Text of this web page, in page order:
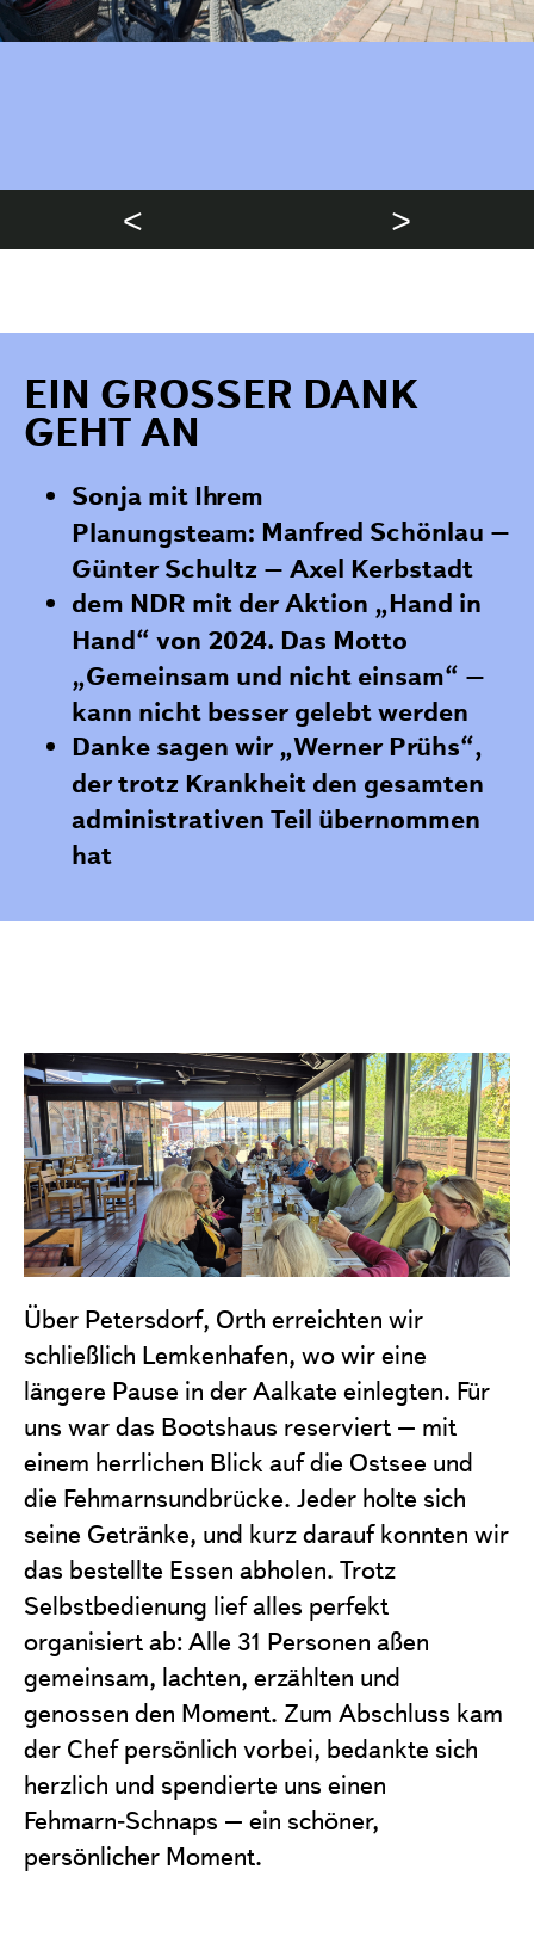
< >
EIN GROSSER DANK G
EHT AN
Sonja mit Ihrem
Planungsteam: Manfred Schönlau –
Günter Schultz – Axel Kerbstadt
dem NDR mit der Aktion „Hand in
Hand“ von 2024. Das Motto
„Gemeinsam und nicht einsam“ –
kann nicht besser gelebt werden
Danke sagen wir „Werner Prühs“,
der trotz Krankheit den gesamten
administrativen Teil übernommen
hat
Über Petersdorf, Orth erreichten wir
schließlich Lemkenhafen, wo wir eine
längere Pause in der Aalkate einlegten. Für
uns war das Bootshaus reserviert – mit
einem herrlichen Blick auf die Ostsee und
die Fehmarnsundbrücke. Jeder holte sich
seine Getränke, und kurz darauf konnten wir
das bestellte Essen abholen. Trotz
Selbstbedienung lief alles perfekt
organisiert ab: Alle 31 Personen aßen
gemeinsam, lachten, erzählten und
genossen den Moment. Zum Abschluss kam
der Chef persönlich vorbei, bedankte sich
herzlich und spendierte uns einen
Fehmarn‑Schnaps – ein schöner,
persönlicher Moment.